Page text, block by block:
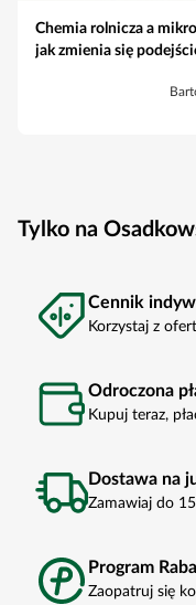
Chemia rolnicza a
jak zmienia się
Tylko na
Cennik
Korzystaj z
Odroczona
Kupuj teraz,
Dostawa na
Zamawiaj do
Program
Zaopatruj się